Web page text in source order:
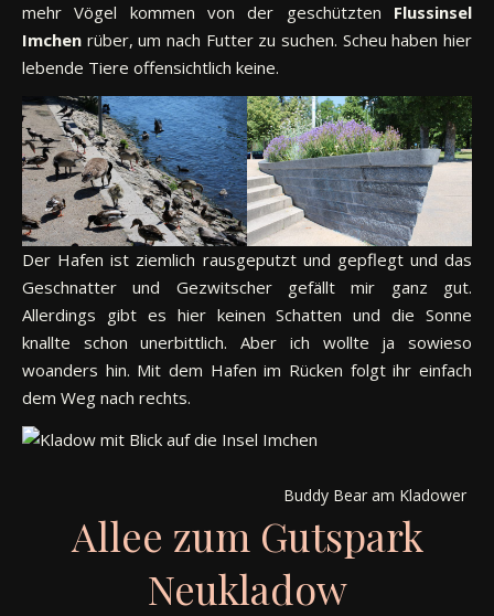
mehr Vögel kommen von der geschützten Flussinsel
Imchen rüber, um nach Futter zu suchen. Scheu haben hier
lebende Tiere offensichtlich keine.
Der Hafen ist ziemlich rausgeputzt und gepflegt und das
Geschnatter und Gezwitscher gefällt mir ganz gut.
Allerdings gibt es hier keinen Schatten und die Sonne
knallte schon unerbittlich. Aber ich wollte ja sowieso
woanders hin. Mit dem Hafen im Rücken folgt ihr einfach
dem Weg nach rechts.
Buddy Bear am Kladower
Allee zum Gutspark
Neukladow